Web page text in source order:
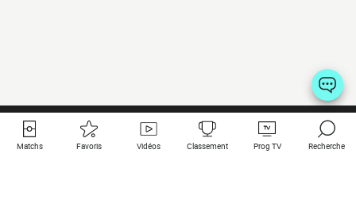
Matchs Favoris Vidéos Classement Prog TV Recherche